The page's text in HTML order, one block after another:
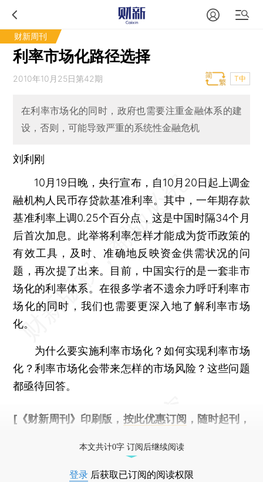
财新周刊
利率市场化路径选择
2010年10月25日第42期 T中
在利率市场化的同时，政府也需要注重金融体系的建
设，否则，可能导致严重的系统性金融危机
刘利刚
10月19日晚，央行宣布，自10月20日起上调金
融机构人民币存贷款基准利率。其中，一年期存款
基准利率上调0.25个百分点，这是中国时隔34个月
后首次加息。此举将利率怎样才能成为货币政策的
有效工具，及时、准确地反映资金供需状况的问
题，再次提了出来。目前，中国实行的是一套非市
场化的利率体系。在很多学者不遗余力呼吁利率市
场化的同时，我们也需要更深入地了解利率市场
化。
为什么要实施利率市场化？如何实现利率市场
化？利率市场化会带来怎样的市场风险？这些问题
都亟待回答。
[《财新周刊》印刷版， 按此优惠订阅 ，随时起刊，
本文共计0字 订阅后继续阅读
登录 后获取已订阅的阅读权限